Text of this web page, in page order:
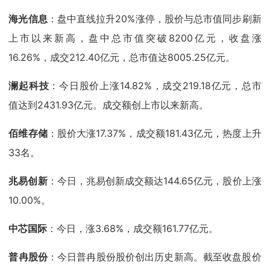
海光信息：盘中直线拉升20%涨停，股价与总市值同步刷新
上市以来新高，盘中总市值突破8200亿元，收盘涨
16.26%，成交212.40亿元，总市值达8005.25亿元。
澜起科技 ：今日股价上涨14.82%，成交219.18亿元，总市
值达到2431.93亿元。成交额创上市以来新高。
佰维存储：股价大涨17.37%，成交额181.43亿元，热度上升
33名。
兆易创新：今日，兆易创新成交额达144.65亿元，股价上涨
10.00%。
中芯国际 ：今日，涨3.68%，成交额161.77亿元。
普冉股份：今日普冉股份股价创出历史新高。截至收盘股价